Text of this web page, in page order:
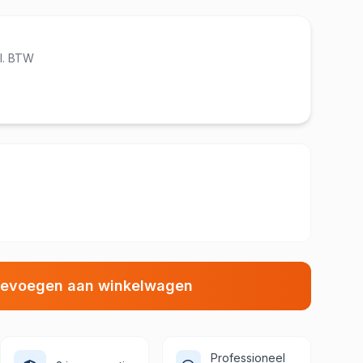
BTW
aan winkelwagen
Professioneel